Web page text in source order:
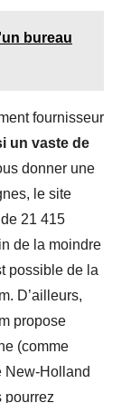
bureau
fournisseur
un vaste de
donner une
le site
21 415
de la moindre
possible de la
D’ailleurs,
propose
(comme
New-Holland
pourrez